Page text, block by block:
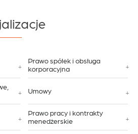
Prawo spółek i obsługa
korporacyjna
Umowy
Prawo pracy i kontrakty
menedżerskie